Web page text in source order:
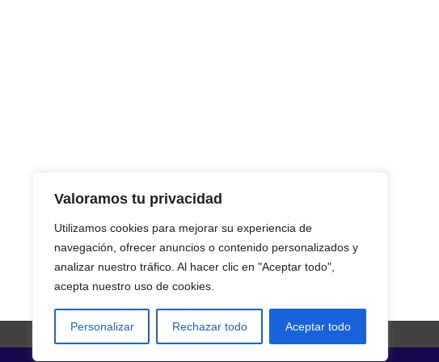
Valoramos tu privacidad
Utilizamos cookies para mejorar su experiencia de
navegación, ofrecer anuncios o contenido personalizados y
analizar nuestro tráfico. Al hacer clic en "Aceptar todo",
acepta nuestro uso de cookies.
Personalizar Rechazar todo Aceptar todo